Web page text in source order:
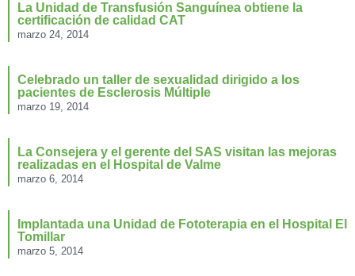
La Unidad de Transfusión Sanguínea obtiene la
certificación de calidad CAT
marzo 24, 2014
Celebrado un taller de sexualidad dirigido a los
pacientes de Esclerosis Múltiple
marzo 19, 2014
La Consejera y el gerente del SAS visitan las mejoras
realizadas en el Hospital de Valme
marzo 6, 2014
Implantada una Unidad de Fototerapia en el Hospital El
Tomillar
marzo 5, 2014